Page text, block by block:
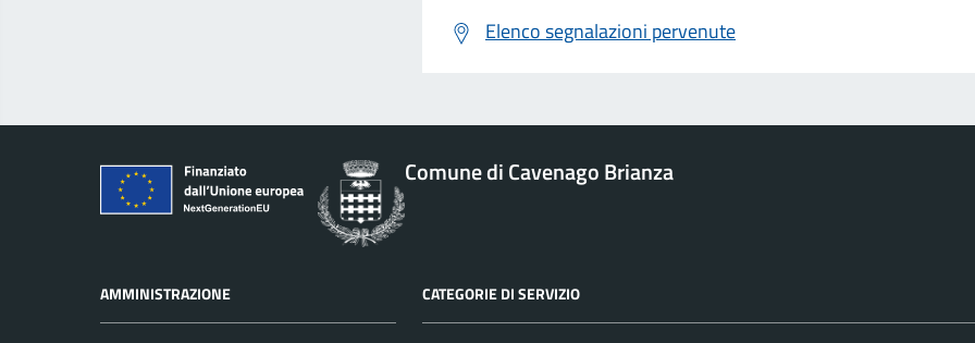
Elenco segnalazioni pervenute
Comune di Cavenago Brianza
AMMINISTRAZIONE CATEGORIE DI SERVIZIO